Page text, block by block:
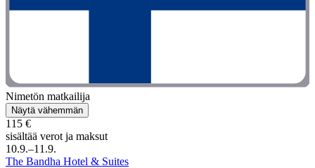
Nimetön matkailija
Näytä vähemmän
115 €
sisältää verot ja maksut
10.9.–11.9.
The Bandha Hotel & Suites